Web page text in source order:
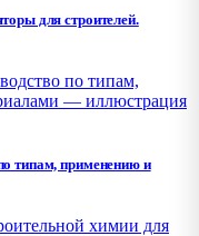
для строителей.
типам, применению и